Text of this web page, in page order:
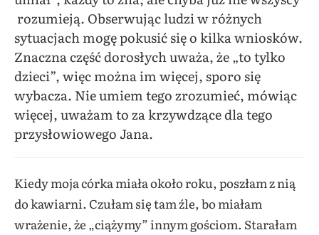
rozumieją. Obserwując ludzi w różnych
sytuacjach mogę pokusić się o kilka wniosków.
Znaczna część dorosłych uważa, że „to tylko
dzieci”, więc można im więcej, sporo się
wybacza. Nie umiem tego zrozumieć, mówiąc
więcej, uważam to za krzywdzące dla tego
przysłowiowego Jana.
Kiedy moja córka miała około roku, poszłam z nią
do kawiarni. Czułam się tam źle, bo miałam
wrażenie, że „ciążymy” innym gościom. Starałam